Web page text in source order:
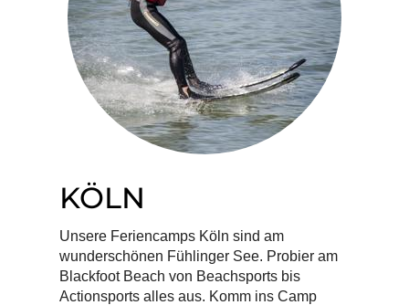
KÖLN
Unsere Feriencamps Köln sind am
wunderschönen Fühlinger See. Probier am
Blackfoot Beach von Beachsports bis
Actionsports alles aus. Komm ins Camp